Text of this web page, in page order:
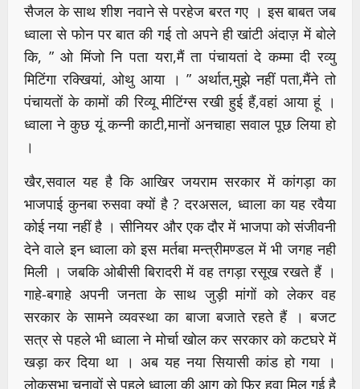
सैजल के साथ शीश नवाने से परहेज बरत गए । इस बाबत जब
ध्वाला से फोन पर बात की गई तो अपने ही खांटी अंदाज़ में बोले
कि, ” ओ मिंजो नि पता यरा,मैं ता पंचायतां दे कम्मा दी रव्यु
मिटिंगा रक्खियां, ओथु आया । ” अर्थात,मुझे नहीं पता,मैंने तो
पंचायतों के कामों की रिव्यू मीटिंग्स रखी हुई हैं,वहां आया हूं ।
ध्वाला ने कुछ यूं कन्नी काटी,मानों अनचाहा सवाल पूछ लिया हो
।
खैर,सवाल यह है कि आखिर जयराम सरकार में कांगड़ा का
भाजपाई कुनबा रुसवा क्यों है ? दरअसल, ध्वाला का यह रवैया
कोई नया नहीं है । सीनियर और एक दौर में भाजपा को संजीवनी
देने वाले इन ध्वाला को इस मर्तबा मन्त्रीमण्डल में भी जगह नही
मिली । जबकि ओबीसी बिरादरी में वह तगड़ा रसूख रखते हैं ।
गाहे-बगाहे अपनी जनता के साथ जुड़ी मांगों को लेकर वह
सरकार के सामने व्यवस्था का बाजा बजाते रहते हैं । बजट
सत्र से पहले भी ध्वाला ने मोर्चा खोल कर सरकार को कटघरे में
खड़ा कर दिया था । अब यह नया सियासी कांड हो गया ।
लोकसभा चुनावों से पहले ध्वाला की आग को फिर हवा मिल गई है